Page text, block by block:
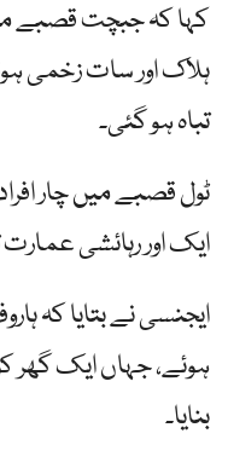
کہا کہ جبچت قصبے
ہلاک اور سات زخمی
تباہ ہو گئی۔
ٹول قصبے میں چار
ایک اور رہائشی عمارت
ایجنسی نے بتایا کہ
ہوئے، جہاں ایک گھر
بنایا۔